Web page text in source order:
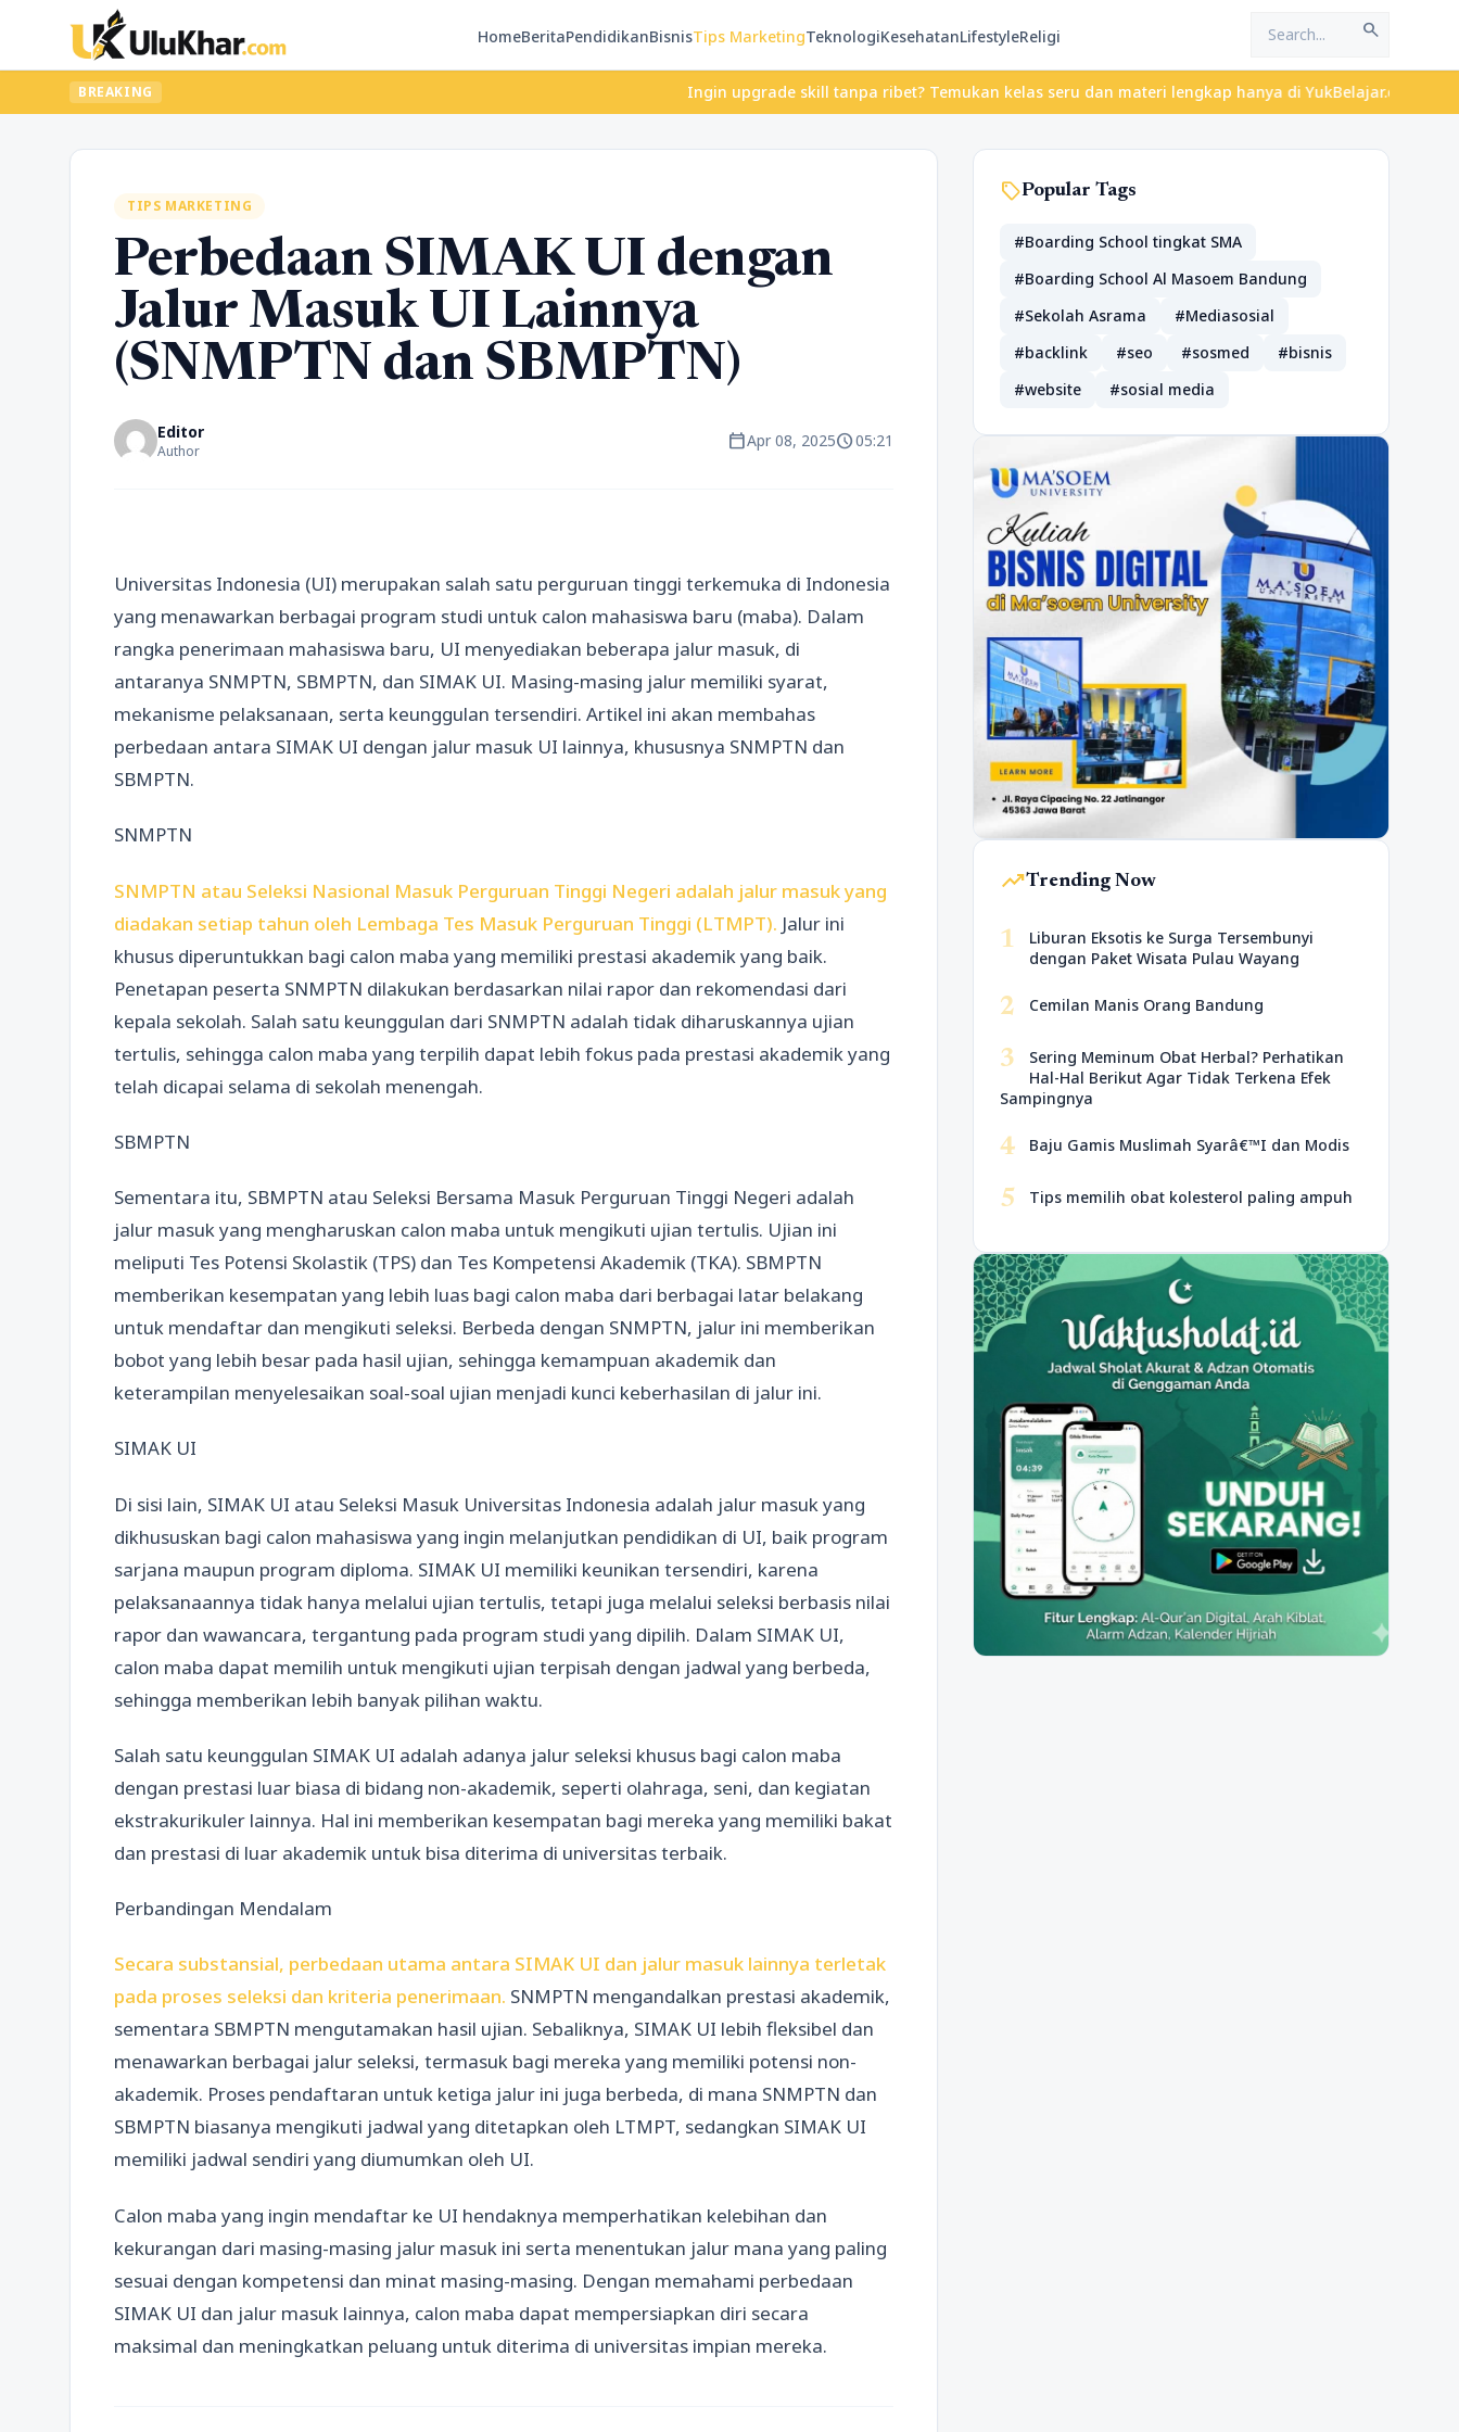
HomeBeritaPendidikanBisnisTips MarketingTeknologiKesehatanLifestyleReligi search
BREAKING Ingin upgrade skill tanpa ribet? Temukan kelas seru dan materi lengkap hanya di YukBelajar.com. Mulai
TIPS MARKETING
Perbedaan SIMAK UI dengan
Jalur Masuk UI Lainnya
(SNMPTN dan SBMPTN)
Editor
Author calendar_todayApr 08, 2025schedule05:21
Universitas Indonesia (UI) merupakan salah satu perguruan tinggi terkemuka di Indonesia
yang menawarkan berbagai program studi untuk calon mahasiswa baru (maba). Dalam
rangka penerimaan mahasiswa baru, UI menyediakan beberapa jalur masuk, di
antaranya SNMPTN, SBMPTN, dan SIMAK UI. Masing-masing jalur memiliki syarat,
mekanisme pelaksanaan, serta keunggulan tersendiri. Artikel ini akan membahas
perbedaan antara SIMAK UI dengan jalur masuk UI lainnya, khususnya SNMPTN dan
SBMPTN.
SNMPTN
SNMPTN atau Seleksi Nasional Masuk Perguruan Tinggi Negeri adalah jalur masuk yang
diadakan setiap tahun oleh Lembaga Tes Masuk Perguruan Tinggi (LTMPT). Jalur ini
khusus diperuntukkan bagi calon maba yang memiliki prestasi akademik yang baik.
Penetapan peserta SNMPTN dilakukan berdasarkan nilai rapor dan rekomendasi dari
kepala sekolah. Salah satu keunggulan dari SNMPTN adalah tidak diharuskannya ujian
tertulis, sehingga calon maba yang terpilih dapat lebih fokus pada prestasi akademik yang
telah dicapai selama di sekolah menengah.
SBMPTN
Sementara itu, SBMPTN atau Seleksi Bersama Masuk Perguruan Tinggi Negeri adalah
jalur masuk yang mengharuskan calon maba untuk mengikuti ujian tertulis. Ujian ini
meliputi Tes Potensi Skolastik (TPS) dan Tes Kompetensi Akademik (TKA). SBMPTN
memberikan kesempatan yang lebih luas bagi calon maba dari berbagai latar belakang
untuk mendaftar dan mengikuti seleksi. Berbeda dengan SNMPTN, jalur ini memberikan
bobot yang lebih besar pada hasil ujian, sehingga kemampuan akademik dan
keterampilan menyelesaikan soal-soal ujian menjadi kunci keberhasilan di jalur ini.
SIMAK UI
Di sisi lain, SIMAK UI atau Seleksi Masuk Universitas Indonesia adalah jalur masuk yang
dikhususkan bagi calon mahasiswa yang ingin melanjutkan pendidikan di UI, baik program
sarjana maupun program diploma. SIMAK UI memiliki keunikan tersendiri, karena
pelaksanaannya tidak hanya melalui ujian tertulis, tetapi juga melalui seleksi berbasis nilai
rapor dan wawancara, tergantung pada program studi yang dipilih. Dalam SIMAK UI,
calon maba dapat memilih untuk mengikuti ujian terpisah dengan jadwal yang berbeda,
sehingga memberikan lebih banyak pilihan waktu.
Salah satu keunggulan SIMAK UI adalah adanya jalur seleksi khusus bagi calon maba
dengan prestasi luar biasa di bidang non-akademik, seperti olahraga, seni, dan kegiatan
ekstrakurikuler lainnya. Hal ini memberikan kesempatan bagi mereka yang memiliki bakat
dan prestasi di luar akademik untuk bisa diterima di universitas terbaik.
Perbandingan Mendalam
Secara substansial, perbedaan utama antara SIMAK UI dan jalur masuk lainnya terletak
pada proses seleksi dan kriteria penerimaan. SNMPTN mengandalkan prestasi akademik,
sementara SBMPTN mengutamakan hasil ujian. Sebaliknya, SIMAK UI lebih fleksibel dan
menawarkan berbagai jalur seleksi, termasuk bagi mereka yang memiliki potensi non-
akademik. Proses pendaftaran untuk ketiga jalur ini juga berbeda, di mana SNMPTN dan
SBMPTN biasanya mengikuti jadwal yang ditetapkan oleh LTMPT, sedangkan SIMAK UI
memiliki jadwal sendiri yang diumumkan oleh UI.
Calon maba yang ingin mendaftar ke UI hendaknya memperhatikan kelebihan dan
kekurangan dari masing-masing jalur masuk ini serta menentukan jalur mana yang paling
sesuai dengan kompetensi dan minat masing-masing. Dengan memahami perbedaan
SIMAK UI dan jalur masuk lainnya, calon maba dapat mempersiapkan diri secara
maksimal dan meningkatkan peluang untuk diterima di universitas impian mereka.
sellPopular Tags
#Boarding School tingkat SMA
#Boarding School Al Masoem Bandung
#Sekolah Asrama
#Mediasosial
#backlink
#seo #sosmed
#bisnis
#website
#sosial media
trending_upTrending Now
1
Liburan Eksotis ke Surga Tersembunyi
dengan Paket Wisata Pulau Wayang
2 Cemilan Manis Orang Bandung
3
Sering Meminum Obat Herbal? Perhatikan
Hal-Hal Berikut Agar Tidak Terkena Efek
Sampingnya
4 Baju Gamis Muslimah Syarâ€™I dan Modis
5 Tips memilih obat kolesterol paling ampuh